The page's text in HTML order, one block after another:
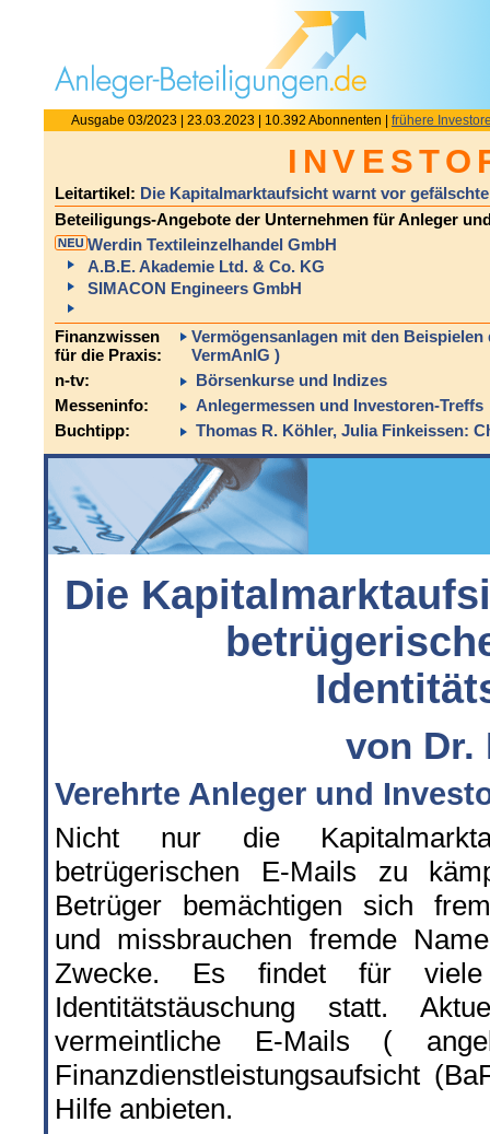
Ausgabe 03/2023 | 23.03.2023 | 10.392 Abonnenten | frühere
Leitartikel: Die Kapitalmarktaufsicht warnt vor
Beteiligungs-Angebote der Unternehmen für Anleger
Werdin Textileinzelhandel GmbH
A.B.E. Akademie Ltd. & Co. KG
SIMACON Engineers GmbH
Finanzwissen
für die Praxis:
Vermögensanlagen mit den
VermAnlG )
n-tv:
Börsenkurse und Indizes
Messeninfo:
Anlegermessen und Investoren-Treffs
Buchtipp:
Thomas R. Köhler, Julia Finkeissen:
Die
von Dr.
Verehrte Anleger und
Nicht nur die
betrügerischen E-Mails zu
Betrüger bemächtigen sich
und missbrauchen fremde
Zwecke. Es findet für viele
Identitätstäuschung statt.
vermeintliche E-Mails (
Finanzdienstleistungsaufsicht
Hilfe anbieten.